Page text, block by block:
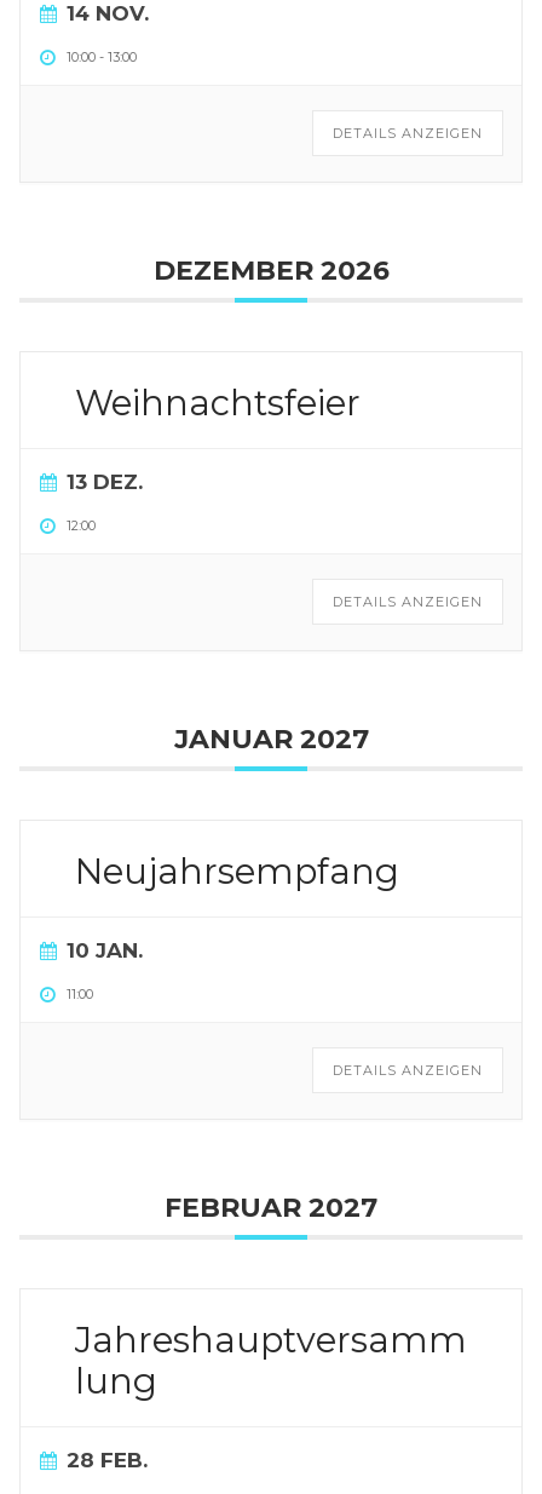
14 NOV.
10:00 - 13:00
DETAILS ANZEIGEN
DEZEMBER 2026
Weihnachtsfeier
13 DEZ.
12:00
DETAILS ANZEIGEN
JANUAR 2027
Neujahrsempfang
10 JAN.
11:00
DETAILS ANZEIGEN
FEBRUAR 2027
Jahreshauptversamm
lung
28 FEB.